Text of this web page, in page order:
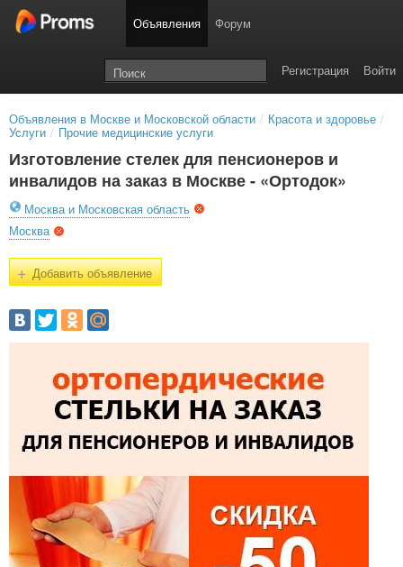
Объявления Форум
Войти
Регистрация
Объявления в Москве и Московской области / Красота и здоровье /
Услуги / Прочие медицинские услуги
Изготовление стелек для пенсионеров и
инвалидов на заказ в Москве - «Ортодок»
Москва и Московская область
Москва
+Добавить объявление